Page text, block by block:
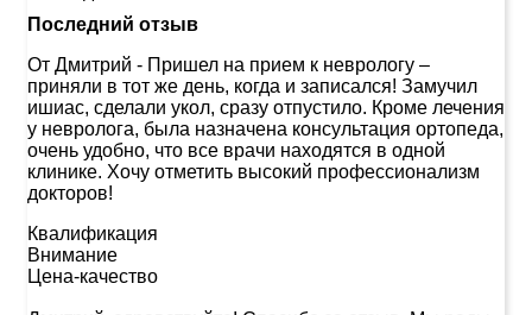
Последний отзыв
От Дмитрий - Пришел на прием к неврологу –
приняли в тот же день, когда и записался! Замучил
ишиас, сделали укол, сразу отпустило. Кроме лечения
у невролога, была назначена консультация ортопеда,
очень удобно, что все врачи находятся в одной
клинике. Хочу отметить высокий профессионализм
докторов!
Квалификация
Внимание
Цена-качество